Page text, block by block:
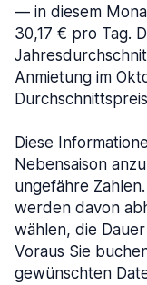
— in diesem
30,17 € pro Tag.
Anmietung im
Diese
Nebensaison
ungefähre
werden davon
wählen, die
Voraus Sie
gewünschten